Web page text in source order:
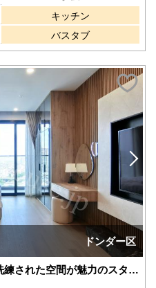
キッチン
バスタブ
ドンダー区
空間が魅力のスタジオタイプアパート